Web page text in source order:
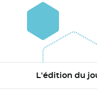
L'édition du